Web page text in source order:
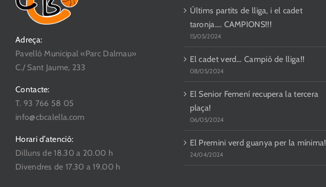
Adreça:
Pavelló Municipal «Parc Dalmau»
C./ Sant Jaume, 233
Contacte:
T. 93 766 58 05
info@cbcalella.com
Horari d’atenció:
Dilluns de 18.30 a 20.00 h
Divendres de 17.30 a 19.00 h
Últims partits de lliga, i el cadet
taronja…. CAMPIONS!!!
15/05/2024
El cadet verd… Campió de lliga!!
08/05/2024
El Senior Femení recupera la tercera
plaça!
06/05/2024
El Premini verd guanya per la mínima!
24/04/2024